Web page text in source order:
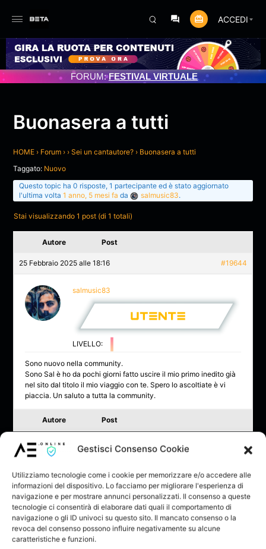
Gestisci Consenso Cookie
Utilizziamo tecnologie come i cookie per memorizzare e/o accedere alle
informazioni del dispositivo. Lo facciamo per migliorare l'esperienza di
navigazione e per mostrare annunci personalizzati. Il consenso a queste
tecnologie ci consentirà di elaborare dati quali il comportamento di
navigazione o gli ID univoci su questo sito. Il mancato consenso o la
revoca del consenso possono influire negativamente su alcune
caratteristiche e funzioni.
ACCEDI
PROGRAMMATO 3/07/2025
FORUM:FESTIVAL VIRTUALE
Buonasera a tutti
HOME › Forum › › Sei un cantautore? › Buonasera a tutti
Taggato: Nuovo
Questo topic ha 0 risposte, 1 partecipante ed è stato aggiornato
l'ultima volta 1 anno, 5 mesi fa da salmusic83.
Stai visualizzando 1 post (di 1 totali)
Autore Post
25 Febbraio 2025 alle 18:16 #19644
salmusic83
LIVELLO:
Sono nuovo nella community.
Sono Sal è ho da pochi giorni fatto uscire il mio primo inedito già
nel sito dal titolo il mio viaggio con te. Spero lo ascoltiate è vi
piaccia. Un saluto a tutta la community.
Autore Post
Stai visualizzando 1 post (di 1 totali)
Devi essere connesso per rispondere a questo topic.
Nome utente:
Password: